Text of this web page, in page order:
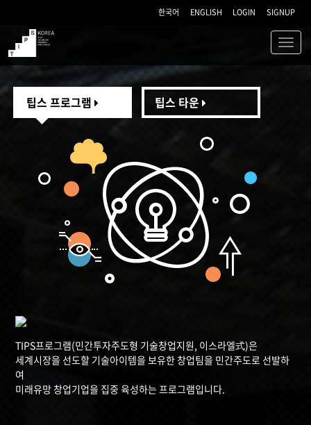
한국어 ENGLISH LOGIN SIGNUP
TIPS
팁스 프로그램 팁스 타운
TIPS프로그램(민간투자주도형 기술창업지원, 이스라엘式)은
세계시장을 선도할 기술아이템을 보유한 창업팀을 민간주도로 선발하
여
미래유망 창업기업을 집중 육성하는 프로그램입니다.